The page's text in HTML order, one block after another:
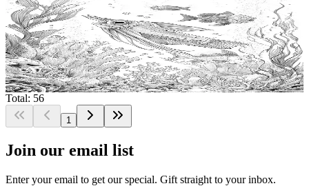
Clownfisch Kunst Fur Kreative Kopfe
Add to wishlist
Quick view
Kostenlose Ausdruckbare Malvorlagen Entfache
Deine Vorstellungskraft Mit Leuchtkalmaren Kunst
Leuchtkalmare Malvorlage Stress Relief Malbuch
Meeresleben Malvorlagen Fur Erwachsene
$ 0.99
Total: 56
1
Join our email list
Enter your email to get our special. Gift straight to your inbox.